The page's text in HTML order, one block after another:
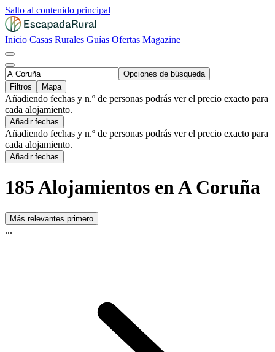
Salto al contenido principal
Inicio Casas Rurales Guías Ofertas Magazine
Opciones de búsqueda
Filtros
Mapa
Añadiendo fechas y n.º de personas podrás ver el precio exacto para
cada alojamiento.
Añadir fechas
Añadiendo fechas y n.º de personas podrás ver el precio exacto para
cada alojamiento.
Añadir fechas
185 Alojamientos en A Coruña
Más relevantes primero
...